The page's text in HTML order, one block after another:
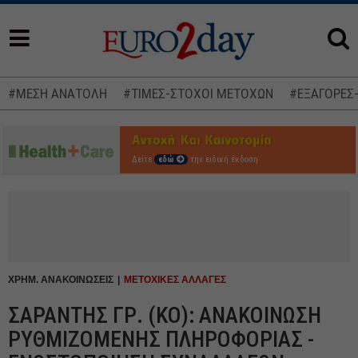
#ΜΕΣΗ ΑΝΑΤΟΛΗ #ΤΙΜΕΣ-ΣΤΟΧΟΙ ΜΕΤΟΧΩΝ
Δείτε εδώ την ειδική έκδοση
ΧΡΗΜ. ΑΝΑΚΟΙΝΩΣΕΙΣ ΜΕΤΟΧΙΚΕΣ ΑΛΛΑΓΕΣ
ΣΑΡΑΝΤΗΣ ΓΡ. (ΚΟ): ΑΝΑΚΟΙΝΩΣΗ
ΡΥΘΜΙΖΟΜΕΝΗΣ ΠΛΗΡΟΦΟΡΙΑΣ -